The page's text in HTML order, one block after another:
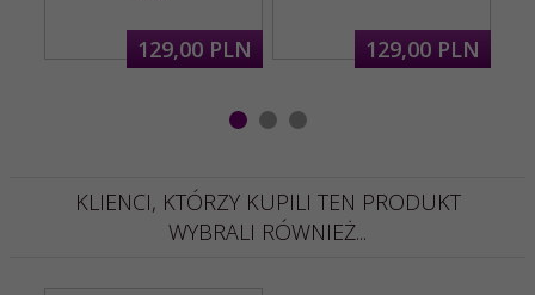
129,00 PLN 129,00 PLN
KLIENCI, KTÓRZY KUPILI TEN PRODUKT
WYBRALI RÓWNIEŻ...